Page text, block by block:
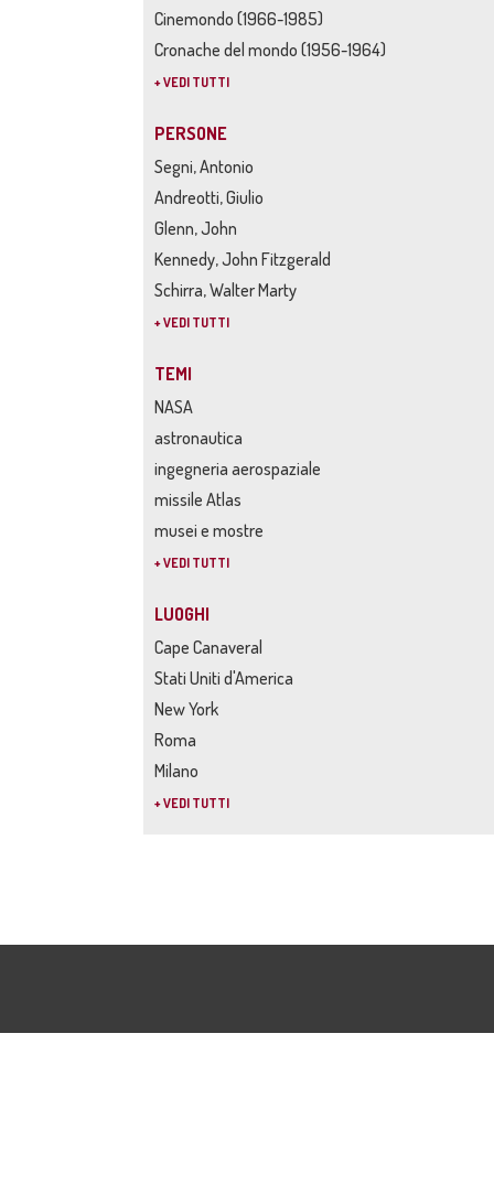
Cinemondo (1966-1985)
Cronache del mondo (1956-1964)
+ VEDI TUTTI
PERSONE
Segni, Antonio
Andreotti, Giulio
Glenn, John
Kennedy, John Fitzgerald
Schirra, Walter Marty
+ VEDI TUTTI
TEMI
NASA
astronautica
ingegneria aerospaziale
missile Atlas
musei e mostre
+ VEDI TUTTI
LUOGHI
Cape Canaveral
Stati Uniti d'America
New York
Roma
Milano
+ VEDI TUTTI